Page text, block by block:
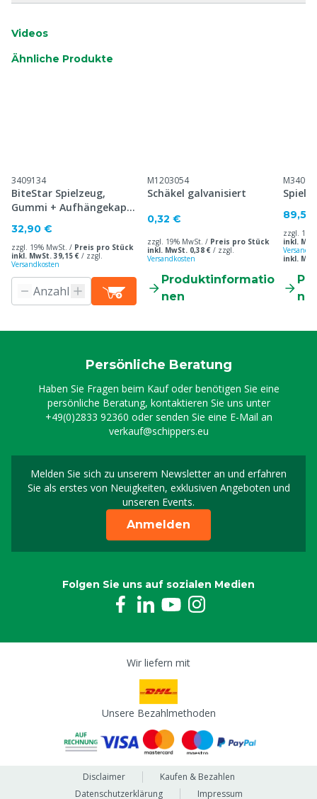
Videos
Ähnliche Produkte
3409134
BiteStar Spielzeug,
Gummi + Aufhängekappe
32,90 €
zzgl. 19% MwSt. / Preis pro Stück
inkl. MwSt. 39,15 € / zzgl.
Versandkosten
M1203054
Schäkel galvanisiert
0,32 €
zzgl. 19% MwSt. / Preis pro Stück
inkl. MwSt. 0,38 € / zzgl.
Versandkosten
Produktinformatio
nen
89,50
zzgl.
inkl.
inkl.
Persönliche Beratung
Haben Sie Fragen beim Kauf oder benötigen Sie eine
persönliche Beratung, kontaktieren Sie uns unter
+49(0)2833 92360 oder senden Sie eine E-Mail an
verkauf@schippers.eu
Melden Sie sich zu unserem Newsletter an und erfahren
Sie als erstes von Neuigkeiten, exklusiven Angeboten und
unseren Events.
Melden Sie sich für
Anmelden
Folgen Sie uns auf sozialen Medien
Wir liefern mit
Unsere Bezahlmethoden
Disclaimer
Kaufen & Bezahlen
Datenschutzerklärung
Impressum